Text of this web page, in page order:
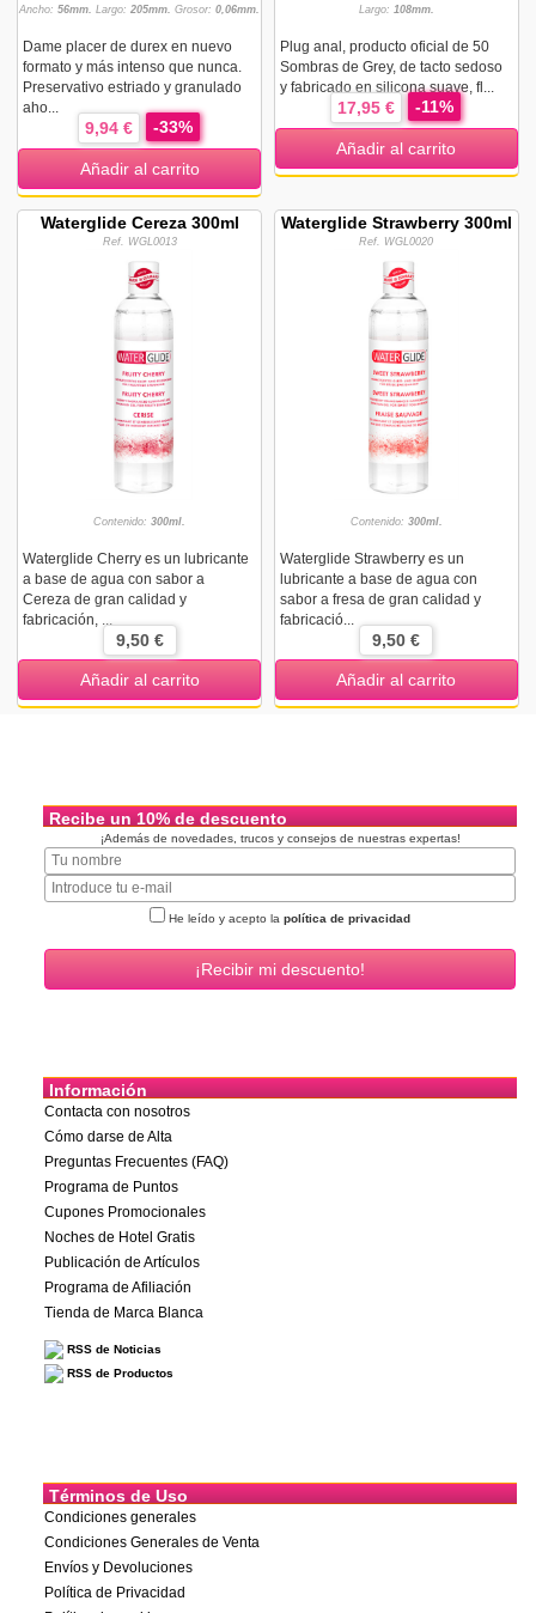
Ancho:56mm. Largo:205mm. Grosor:0,06mm.
Dame placer de durex en nuevo
formato y más intenso que nunca.
Preservativo estriado y granulado
aho...
9,94 € -33%
Añadir al carrito
Largo: 108mm.
Plug anal, producto oficial de 50
Sombras de Grey, de tacto sedoso
y fabricado en silicona suave, fl...
17,95 € -11%
Añadir al carrito
Waterglide Cereza 300ml
Ref. WGL0013
Contenido:300ml.
Waterglide Cherry es un lubricante
a base de agua con sabor a
Cereza de gran calidad y
fabricación, ...
9,50 €
Añadir al carrito
Waterglide Strawberry 300ml
Ref. WGL0020
Contenido: 300ml.
Waterglide Strawberry es un
lubricante a base de agua con
sabor a fresa de gran calidad y
fabricació...
9,50 €
Añadir al carrito
Recibe un 10% de descuento
¡Además de novedades, trucos y consejos de nuestras expertas!
He leído y acepto la política de privacidad
Información
Contacta con nosotros
Cómo darse de Alta
Preguntas Frecuentes (FAQ)
Programa de Puntos
Cupones Promocionales
Noches de Hotel Gratis
Publicación de Artículos
Programa de Afiliación
Tienda de Marca Blanca
RSS de Noticias
RSS de Productos
Términos de Uso
Condiciones generales
Condiciones Generales de Venta
Envíos y Devoluciones
Política de Privacidad